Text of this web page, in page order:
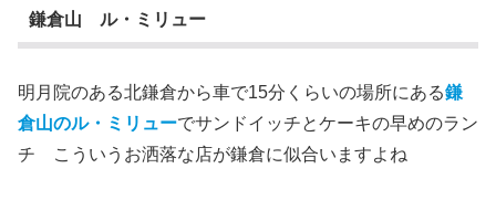
鎌倉山 ル・ミリュー
明月院のある北鎌倉から車で15分くらいの場所にある鎌
倉山のル・ミリューでサンドイッチとケーキの早めのラン
チ こういうお洒落な店が鎌倉に似合いますよね